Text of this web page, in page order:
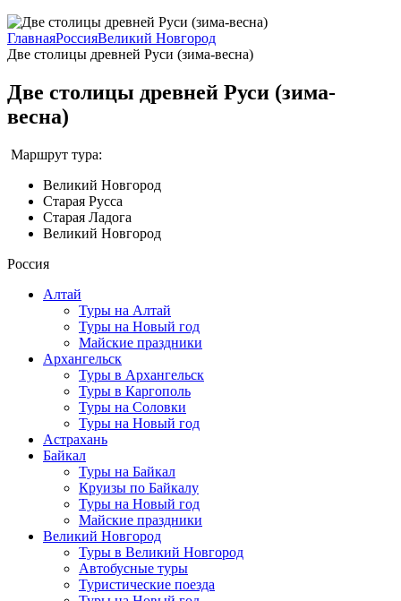
ГлавнаяРоссияВеликий Новгород
Две столицы древней Руси (зима-весна)
Две столицы древней Руси (зима-
весна)
Маршрут тура:
Великий Новгород
Старая Русса
Старая Ладога
Великий Новгород
Россия
Алтай
Туры на Алтай
Туры на Новый год
Майские праздники
Архангельск
Туры в Архангельск
Туры в Каргополь
Туры на Соловки
Туры на Новый год
Астрахань
Байкал
Туры на Байкал
Круизы по Байкалу
Туры на Новый год
Майские праздники
Великий Новгород
Туры в Великий Новгород
Автобусные туры
Туристические поезда